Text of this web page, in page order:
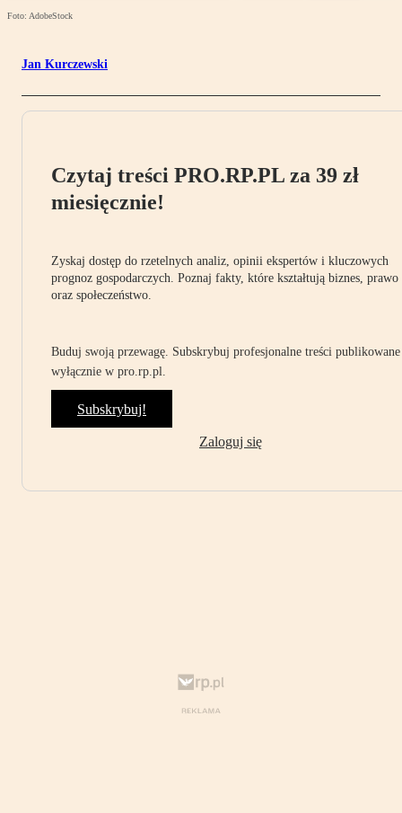
Foto: AdobeStock
Jan Kurczewski
Czytaj treści PRO.RP.PL za 39 zł
miesięcznie!
Zyskaj dostęp do rzetelnych analiz, opinii ekspertów i kluczowych
prognoz gospodarczych. Poznaj fakty, które kształtują biznes, prawo
oraz społeczeństwo.
Buduj swoją przewagę. Subskrybuj profesjonalne treści publikowane
wyłącznie w pro.rp.pl.
Subskrybuj!
Zaloguj się